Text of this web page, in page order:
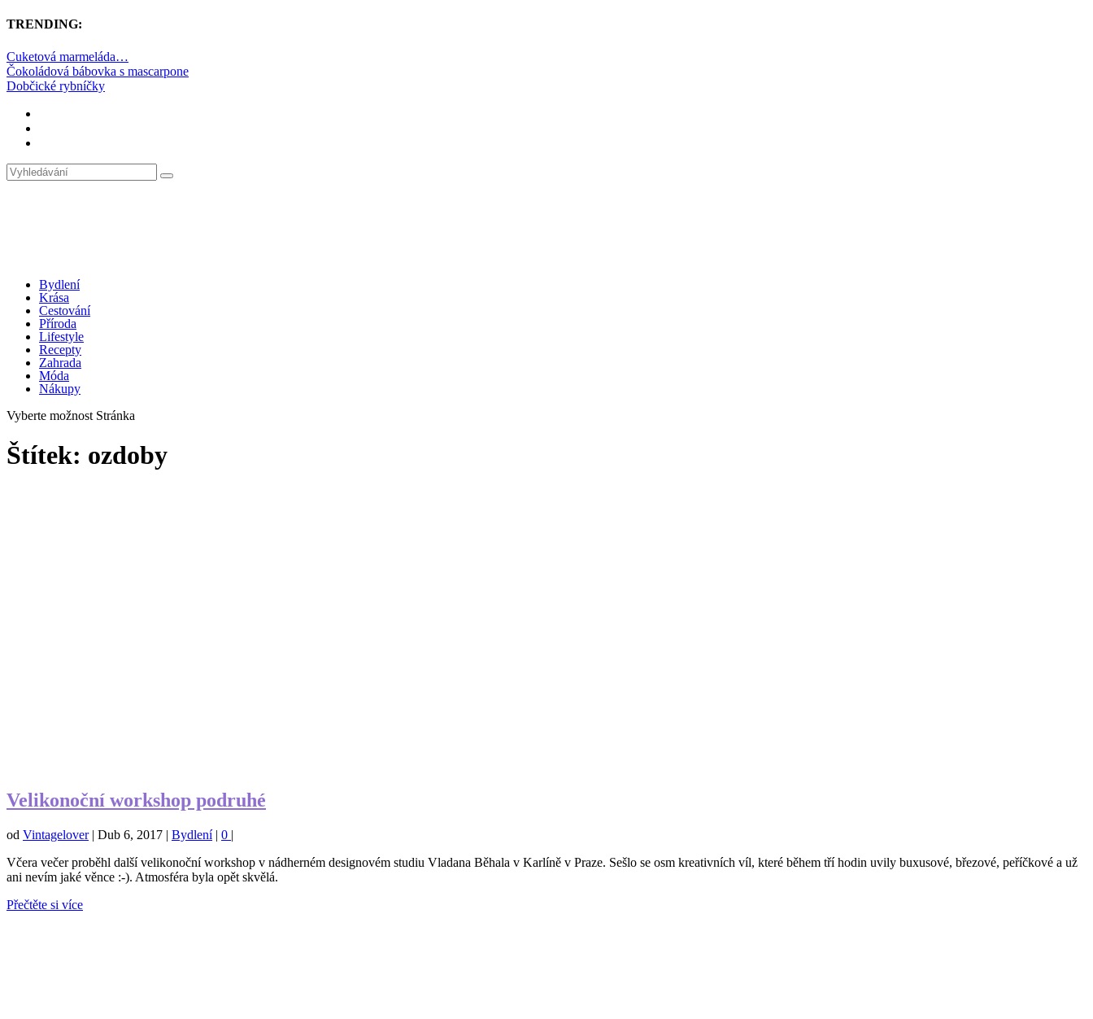
TRENDING:
Cuketová marmeláda…
Čokoládová bábovka s mascarpone
Dobčické rybníčky
Bydlení
Krása
Cestování
Příroda
Lifestyle
Recepty
Zahrada
Móda
Nákupy
Vyberte možnost Stránka
Štítek: ozdoby
Velikonoční workshop podruhé
od Vintagelover| Dub 6, 2017 | Bydlení| 0 |
Včera večer proběhl další velikonoční workshop v nádherném designovém studiu Vladana Běhala v Karlíně v Praze. Sešlo se osm kreativních víl, které během tří hodin uvily buxusové, březové, peříčkové a už
ani nevím jaké věnce :-). Atmosféra byla opět skvělá.
Přečtěte si více